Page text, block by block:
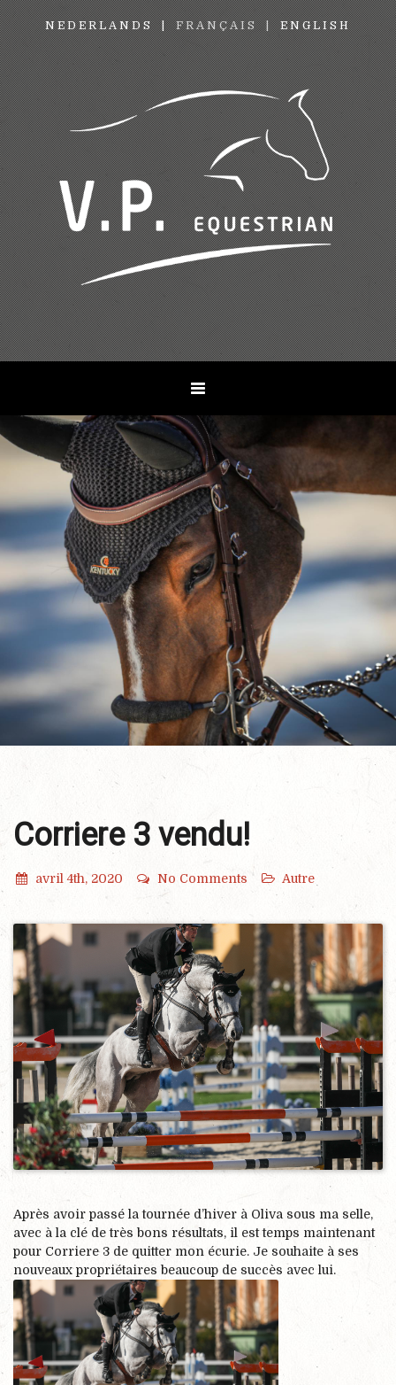
NEDERLANDS FRANÇAIS ENGLISH
Corriere 3 vendu!
avril 4th, 2020 No Comments Autre
Après avoir passé la tournée d’hiver à Oliva sous ma selle,
avec à la clé de très bons résultats, il est temps maintenant
pour Corriere 3 de quitter mon écurie. Je souhaite à ses
nouveaux propriétaires beaucoup de succès avec lui.